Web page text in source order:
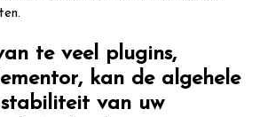
te veel plugins,
kan de algehele
van uw